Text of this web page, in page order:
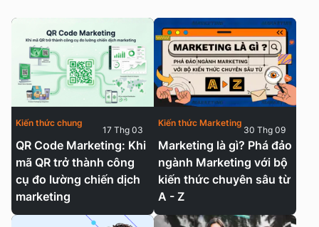
QR Code Marketing: Khi
mã QR trở thành công
cụ đo lường chiến dịch
marketing
Kiến thức chung
17 Thg 03
Marketing là gì? Phá đảo
ngành Marketing với bộ
kiến thức chuyên sâu từ
A - Z
Kiến thức Marketing
30 Thg 09